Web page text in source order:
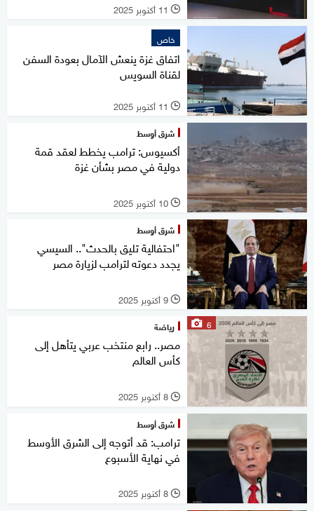
l 11 أكتوبر 2025
خاص
اتفاق غزة ينعش الآمال بعودة السفن
لقناة السويس
l 11 أكتوبر 2025
شرق أوسط
أكسيوس: ترامب يخطط لعقد قمة
دولية في مصر بشأن غزة
l 10 أكتوبر 2025
شرق أوسط
"احتفالية تليق بالحدث".. السيسي
يجدد دعوته لترامب لزيارة مصر
l 9 أكتوبر 2025
6 رياضة
مصر.. رابع منتخب عربي يتأهل إلى
كأس العالم
l 8 أكتوبر 2025
شرق أوسط
ترامب: قد أتوجه إلى الشرق الأوسط
في نهاية الأسبوع
l 8 أكتوبر 2025